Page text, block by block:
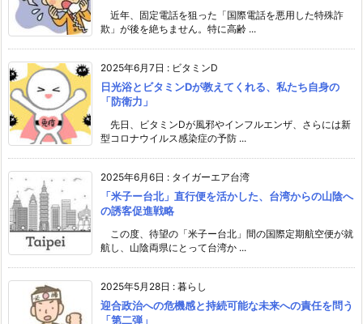
近年、固定電話を狙った「国際電話を悪用した特殊詐
欺」が後を絶ちません。特に高齢 ...
2025年6月7日 : ビタミンD
日光浴とビタミンDが教えてくれる、私たち自身の
「防衛力」
先日、ビタミンDが風邪やインフルエンザ、さらには新
型コロナウイルス感染症の予防 ...
2025年6月6日 : タイガーエア台湾
「米子ー台北」直行便を活かした、台湾からの山陰へ
の誘客促進戦略
この度、待望の「米子ー台北」間の国際定期航空便が就
航し、山陰両県にとって台湾か ...
2025年5月28日 : 暮らし
迎合政治への危機感と持続可能な未来への責任を問う
「第二弾」